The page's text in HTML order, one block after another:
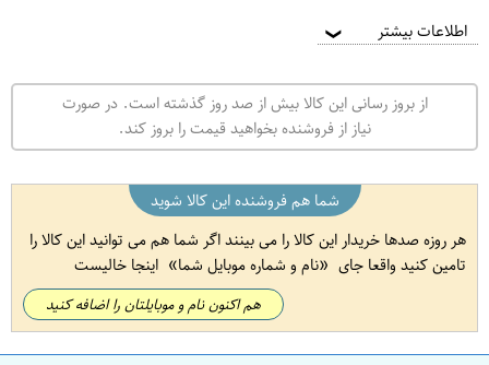
اطلاعات بیشتر ❯
از بروز رسانی این کالا بیش از صد روز گذشته است. در صورت
نیاز از فروشنده بخواهید قیمت را بروز کند.
شما هم فروشنده این کالا شوید
هر روزه صدها خریدار این کالا را می بینند اگر شما هم می توانید این کالا را
تامین کنید واقعا جای
نام و شماره موبایل شما اینجا خالیست
هم اکنون نام و موبایلتان را اضافه کنید